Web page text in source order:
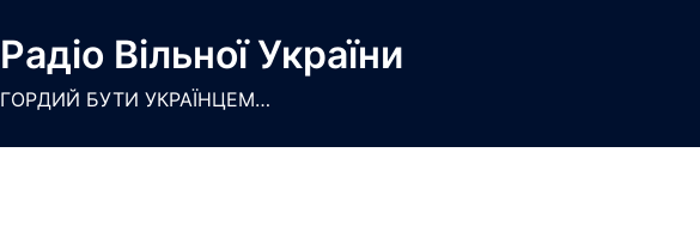
Радіо Вільної України
ГОРДИЙ БУТИ УКРАЇНЦЕМ…